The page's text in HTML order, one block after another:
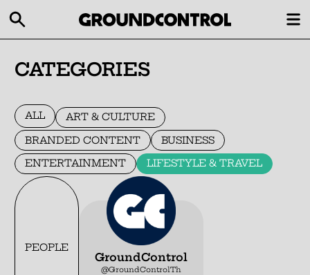
CATEGORIES
ALL
ART & CULTURE
BRANDED CONTENT
BUSINESS
ENTERTAINMENT
LIFESTYLE & TRAVEL
PEOPLE
GroundControl
@GroundControlTh